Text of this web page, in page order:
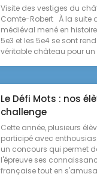
Visite des vestiges du
Comte-Robert À la suite
médiéval mené en
5e3 et les 5e4 se sont
véritable château pour un
Le Défi Mots : nos
challenge
Cette année, plusieurs
participé avec
un concours qui permet
l'épreuve ses
française tout en